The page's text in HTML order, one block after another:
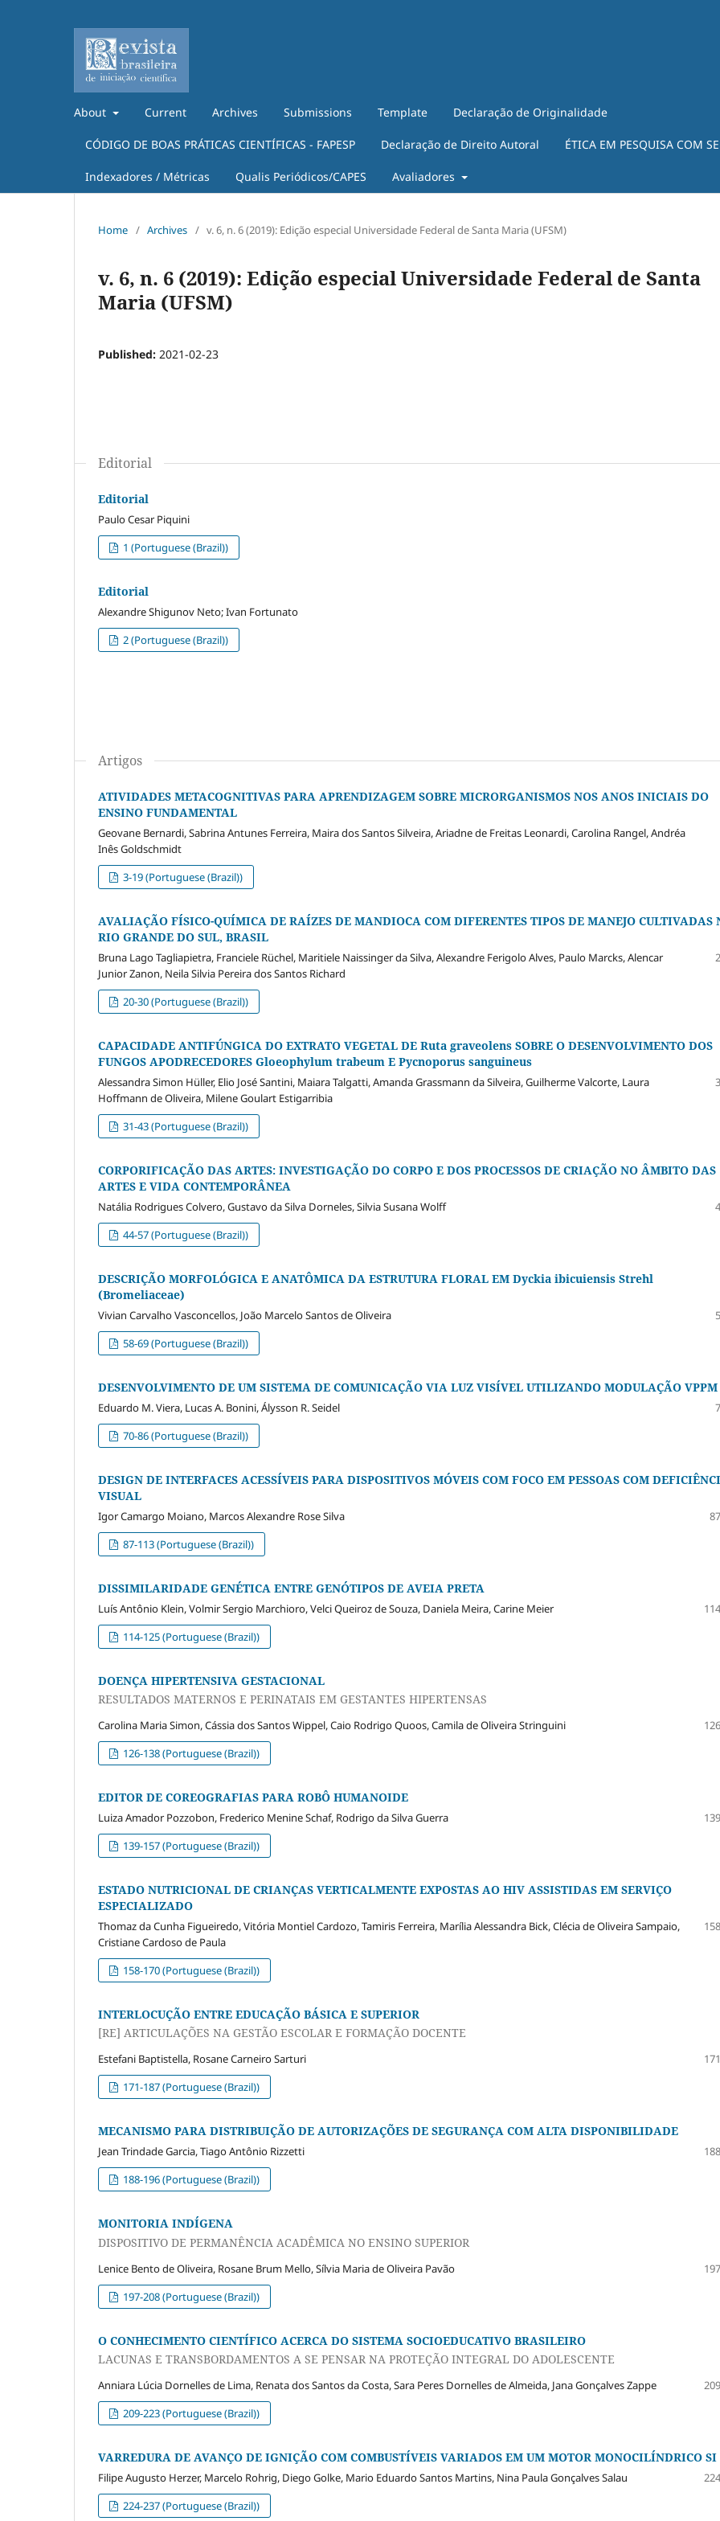
About Current Archives Submissions Template Declaração de Originalidade
CÓDIGO DE BOAS PRÁTICAS CIENTÍFICAS - FAPESP Declaração de Direito Autoral ÉTICA EM PESQUISA COM
Indexadores / Métricas Qualis Periódicos/CAPES Avaliadores
Home / Archives / v. 6, n. 6 (2019): Edição especial Universidade Federal de Santa Maria (UFSM)
v. 6, n. 6 (2019): Edição especial Universidade Federal de Santa
Maria (UFSM)
Published: 2021-02-23
Editorial
Editorial
Paulo Cesar Piquini
1 (Portuguese (Brazil))
Editorial
Alexandre Shigunov Neto; Ivan Fortunato
2 (Portuguese (Brazil))
Artigos
ATIVIDADES METACOGNITIVAS PARA APRENDIZAGEM SOBRE MICRORGANISMOS NOS ANOS INICIAIS DO
ENSINO FUNDAMENTAL
Geovane Bernardi, Sabrina Antunes Ferreira, Maira dos Santos Silveira, Ariadne de Freitas Leonardi, Carolina Rangel, Andréa
Inês Goldschmidt
3-19 (Portuguese (Brazil))
AVALIAÇÃO FÍSICO-QUÍMICA DE RAÍZES DE MANDIOCA COM DIFERENTES TIPOS DE MANEJO CULTIVADAS
RIO GRANDE DO SUL, BRASIL
Bruna Lago Tagliapietra, Franciele Rüchel, Maritiele Naissinger da Silva, Alexandre Ferigolo Alves, Paulo Marcks, Alencar
Junior Zanon, Neila Silvia Pereira dos Santos Richard
20-30 (Portuguese (Brazil))
CAPACIDADE ANTIFÚNGICA DO EXTRATO VEGETAL DE Ruta graveolens SOBRE O DESENVOLVIMENTO DOS
FUNGOS APODRECEDORES Gloeophylum trabeum E Pycnoporus sanguineus
Alessandra Simon Hüller, Elio José Santini, Maiara Talgatti, Amanda Grassmann da Silveira, Guilherme Valcorte, Laura
Hoffmann de Oliveira, Milene Goulart Estigarribia
31-43 (Portuguese (Brazil))
CORPORIFICAÇÃO DAS ARTES: INVESTIGAÇÃO DO CORPO E DOS PROCESSOS DE CRIAÇÃO NO ÂMBITO DAS
ARTES E VIDA CONTEMPORÂNEA
Natália Rodrigues Colvero, Gustavo da Silva Dorneles, Silvia Susana Wolff
44-57 (Portuguese (Brazil))
DESCRIÇÃO MORFOLÓGICA E ANATÔMICA DA ESTRUTURA FLORAL EM Dyckia ibicuiensis Strehl
(Bromeliaceae)
Vivian Carvalho Vasconcellos, João Marcelo Santos de Oliveira
58-69 (Portuguese (Brazil))
DESENVOLVIMENTO DE UM SISTEMA DE COMUNICAÇÃO VIA LUZ VISÍVEL UTILIZANDO MODULAÇÃO VPPM
Eduardo M. Viera, Lucas A. Bonini, Álysson R. Seidel
70-86 (Portuguese (Brazil))
DESIGN DE INTERFACES ACESSÍVEIS PARA DISPOSITIVOS MÓVEIS COM FOCO EM PESSOAS COM
VISUAL
Igor Camargo Moiano, Marcos Alexandre Rose Silva
87-113 (Portuguese (Brazil))
DISSIMILARIDADE GENÉTICA ENTRE GENÓTIPOS DE AVEIA PRETA
Luís Antônio Klein, Volmir Sergio Marchioro, Velci Queiroz de Souza, Daniela Meira, Carine Meier
114-125 (Portuguese (Brazil))
DOENÇA HIPERTENSIVA GESTACIONAL
RESULTADOS MATERNOS E PERINATAIS EM GESTANTES HIPERTENSAS
Carolina Maria Simon, Cássia dos Santos Wippel, Caio Rodrigo Quoos, Camila de Oliveira Stringuini
126-138 (Portuguese (Brazil))
EDITOR DE COREOGRAFIAS PARA ROBÔ HUMANOIDE
Luiza Amador Pozzobon, Frederico Menine Schaf, Rodrigo da Silva Guerra
139-157 (Portuguese (Brazil))
ESTADO NUTRICIONAL DE CRIANÇAS VERTICALMENTE EXPOSTAS AO HIV ASSISTIDAS EM SERVIÇO
ESPECIALIZADO
Thomaz da Cunha Figueiredo, Vitória Montiel Cardozo, Tamiris Ferreira, Marília Alessandra Bick, Clécia de Oliveira Sampaio,
Cristiane Cardoso de Paula
158-170 (Portuguese (Brazil))
INTERLOCUÇÃO ENTRE EDUCAÇÃO BÁSICA E SUPERIOR
[RE] ARTICULAÇÕES NA GESTÃO ESCOLAR E FORMAÇÃO DOCENTE
Estefani Baptistella, Rosane Carneiro Sarturi
171-187 (Portuguese (Brazil))
MECANISMO PARA DISTRIBUIÇÃO DE AUTORIZAÇÕES DE SEGURANÇA COM ALTA DISPONIBILIDADE
Jean Trindade Garcia, Tiago Antônio Rizzetti
188-196 (Portuguese (Brazil))
MONITORIA INDÍGENA
DISPOSITIVO DE PERMANÊNCIA ACADÊMICA NO ENSINO SUPERIOR
Lenice Bento de Oliveira, Rosane Brum Mello, Sílvia Maria de Oliveira Pavão
197-208 (Portuguese (Brazil))
O CONHECIMENTO CIENTÍFICO ACERCA DO SISTEMA SOCIOEDUCATIVO BRASILEIRO
LACUNAS E TRANSBORDAMENTOS A SE PENSAR NA PROTEÇÃO INTEGRAL DO ADOLESCENTE
Anniara Lúcia Dornelles de Lima, Renata dos Santos da Costa, Sara Peres Dornelles de Almeida, Jana Gonçalves Zappe
209-223 (Portuguese (Brazil))
VARREDURA DE AVANÇO DE IGNIÇÃO COM COMBUSTÍVEIS VARIADOS EM UM MOTOR MONOCILÍNDRICO SI
Filipe Augusto Herzer, Marcelo Rohrig, Diego Golke, Mario Eduardo Santos Martins, Nina Paula Gonçalves Salau
224-237 (Portuguese (Brazil))